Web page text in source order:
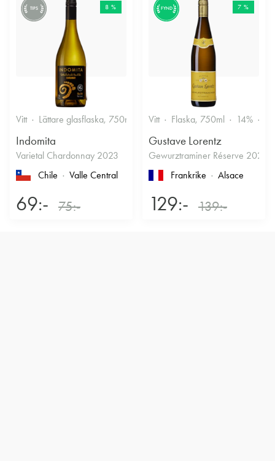
TIPS 8 %
Vitt Lättare glasflaska, 750ml 12.5% Friskt & Fruktigt
Indomita
Varietal Chardonnay 2023
Chile
Valle Central
69:- 75:-
FYND 7 %
Vitt Flaska, 750ml 14%
Gustave Lorentz
Gewurztraminer Réserve 2025
Frankrike
Alsace
129:- 139:-